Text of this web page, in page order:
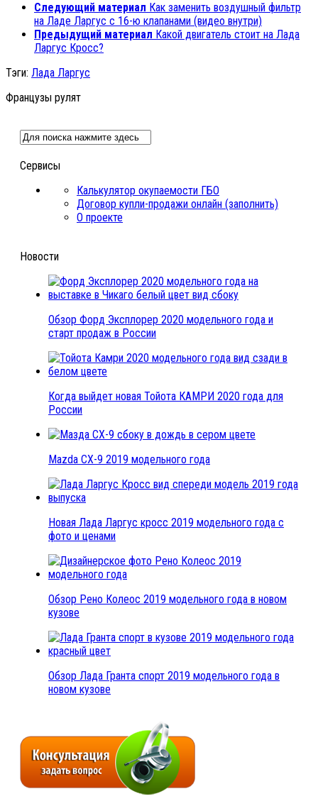
Следующий материал Как заменить воздушный фильтр
на Ладе Ларгус с 16-ю клапанами (видео внутри)
Предыдущий материал Какой двигатель стоит на Лада
Ларгус Кросс?
Тэги: Лада Ларгус
Французы рулят
Сервисы
Калькулятор окупаемости ГБО
Договор купли-продажи онлайн (заполнить)
О проекте
Новости
Обзор Форд Эксплорер 2020 модельного года и
старт продаж в России
Когда выйдет новая Тойота КАМРИ 2020 года для
России
Mazda CX-9 2019 модельного года
Новая Лада Ларгус кросс 2019 модельного года с
фото и ценами
Обзор Рено Колеос 2019 модельного года в новом
кузове
Обзор Лада Гранта спорт 2019 модельного года в
новом кузове